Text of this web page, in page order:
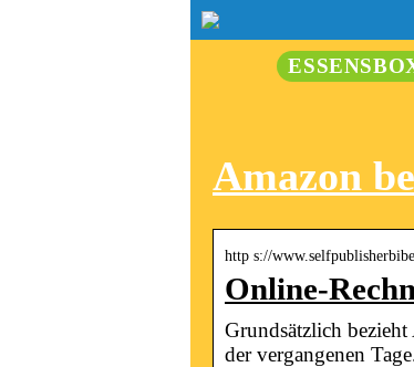
Amazon
http s://
Online-
Grundsätzlich
der vergangenen